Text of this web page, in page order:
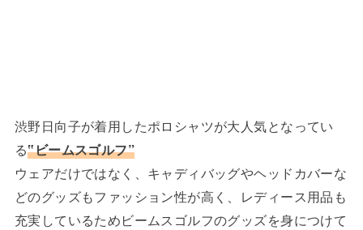
渋野日向子が着用したポロシャツが大人気となってい
る‟ビームスゴルフ”
ウェアだけではなく、キャディバッグやヘッドカバーな
どのグッズもファッション性が高く、レディース用品も
充実しているためビームスゴルフのグッズを身につけて